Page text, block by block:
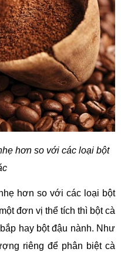
hơn so với các loại bột
hơn so với các loại bột
đơn vị thể tích thì bột cà
hay bột đậu nành. Như
riêng để phân biệt cà